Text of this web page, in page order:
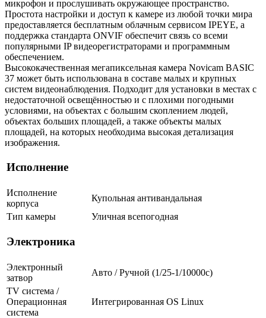
микрофон и прослушивать окружающее пространство.
Простота настройки и доступ к камере из любой точки мира
предоставляется бесплатным облачным сервисом IPEYE, а
поддержка стандарта ONVIF обеспечит связь со всеми
популярными IP видеорегистраторами и программным
обеспечением.
Высококачественная мегапиксельная камера Novicam BASIC
37 может быть использована в составе малых и крупных
систем видеонаблюдения. Подходит для установки в местах с
недостаточной освещённостью и с плохими погодными
условиями, на объектах с большим скоплением людей,
объектах больших площадей, а также объекты малых
площадей, на которых необходима высокая детализация
изображения.
Исполнение
Исполнение
корпуса
Купольная антивандальная
Тип камеры
Уличная всепогодная
Электроника
Электронный
затвор
Авто / Ручной (1/25-1/10000c)
TV система /
Операционная
система
Интегрированная OS Linux